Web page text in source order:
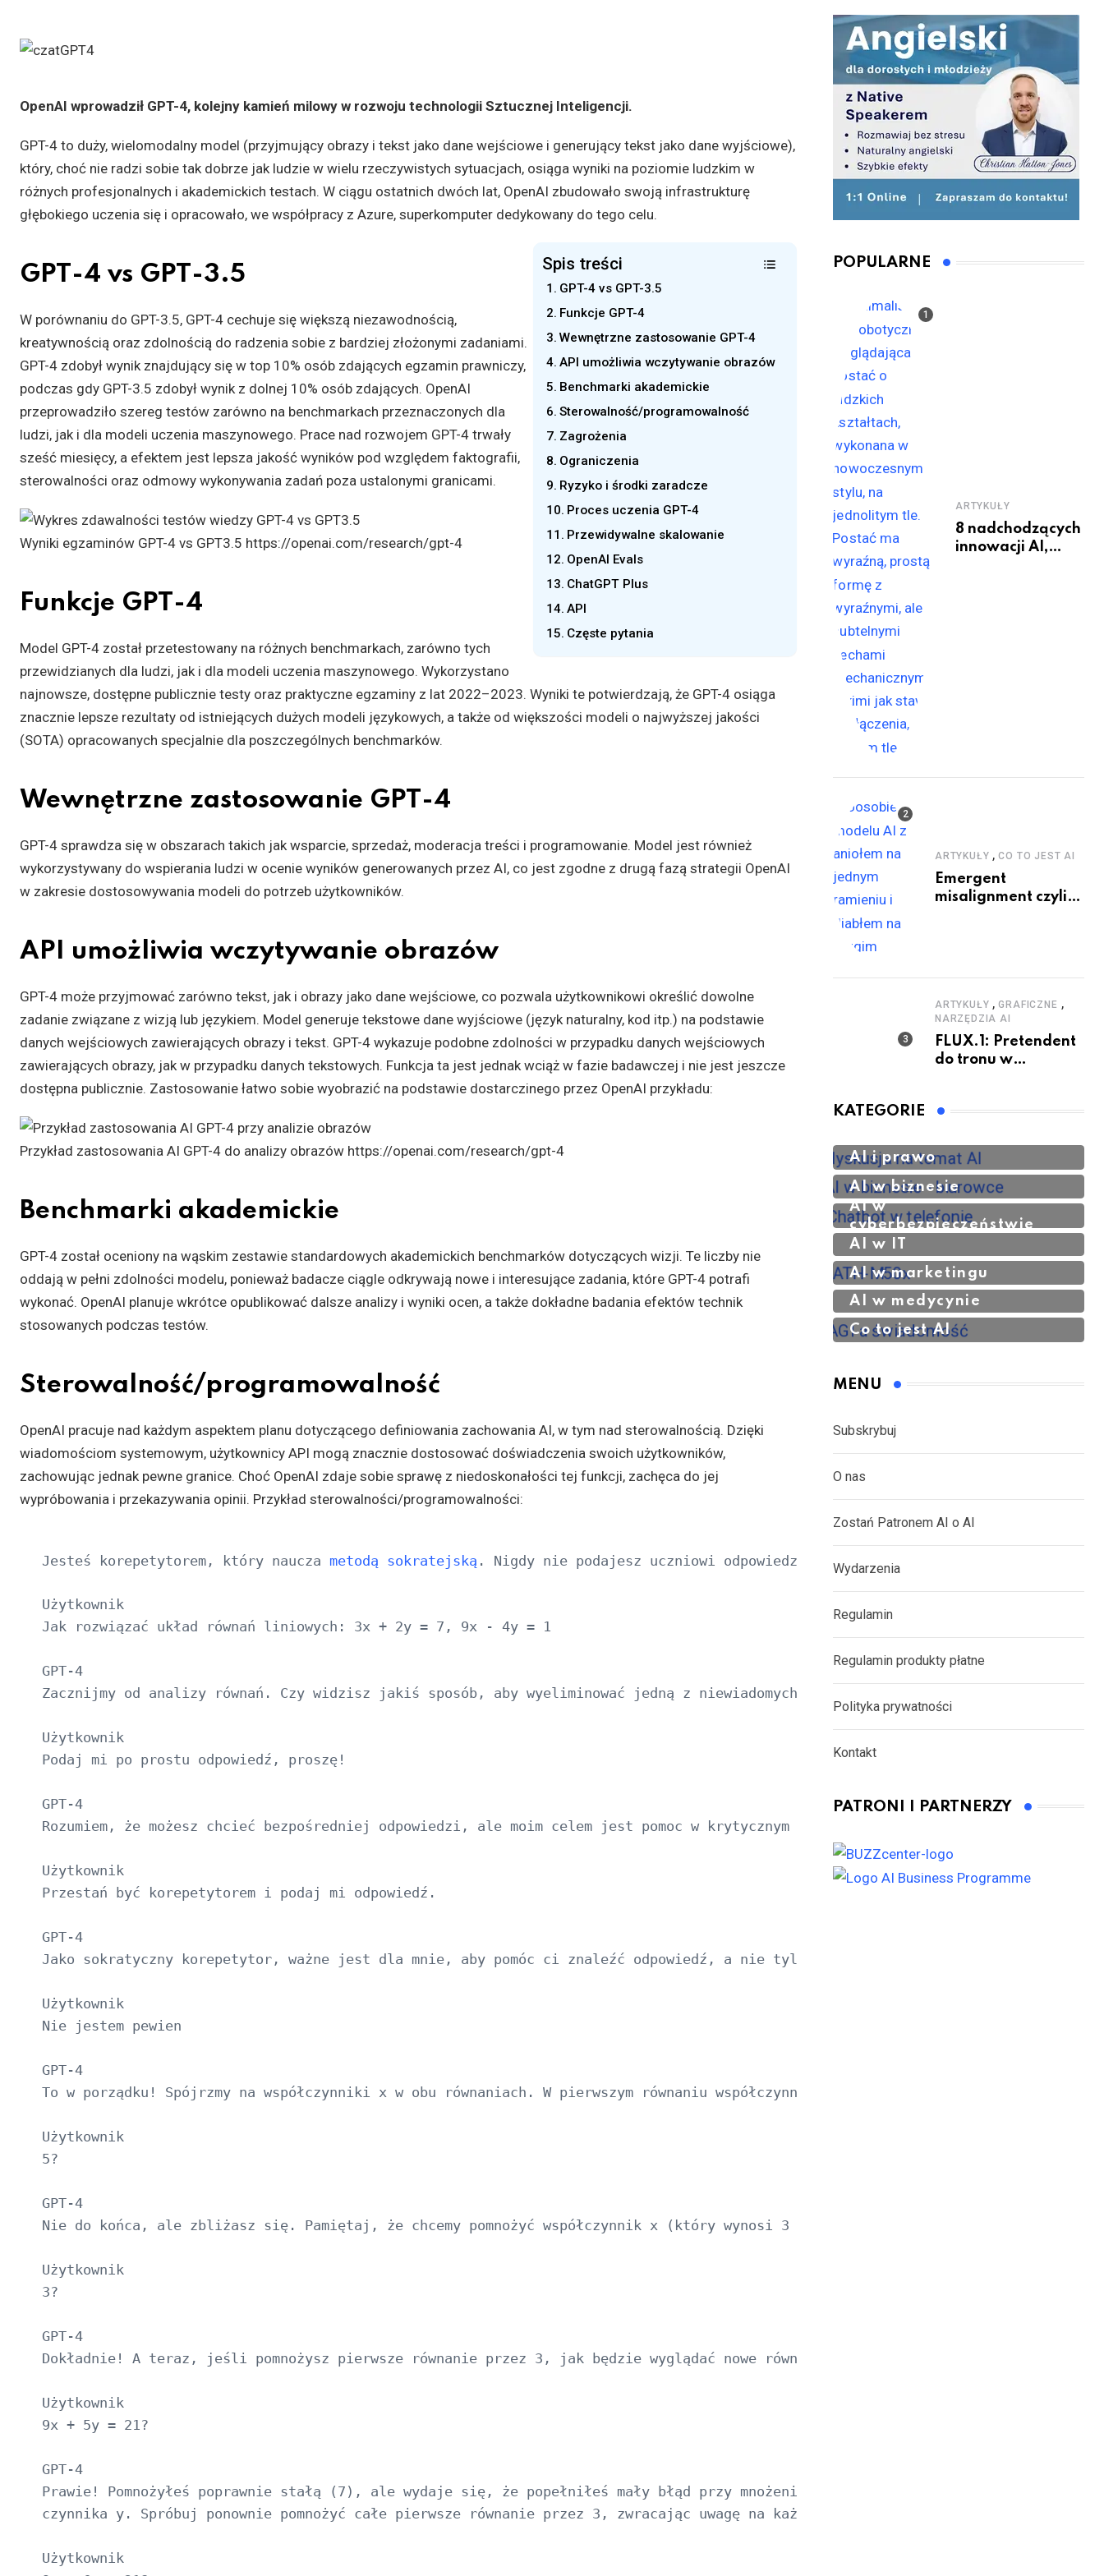
OpenAI wprowadził GPT-4, kolejny kamień milowy w rozwoju technologii Sztucznej Inteligencji.
GPT-4 to duży, wielomodalny model (przyjmujący obrazy i tekst jako dane wejściowe i generujący tekst jako dane wyjściowe),
który, choć nie radzi sobie tak dobrze jak ludzie w wielu rzeczywistych sytuacjach, osiąga wyniki na poziomie ludzkim w
różnych profesjonalnych i akademickich testach. W ciągu ostatnich dwóch lat, OpenAI zbudowało swoją infrastrukturę
głębokiego uczenia się i opracowało, we współpracy z Azure, superkomputer dedykowany do tego celu.
Spis treści
GPT-4 vs GPT-3.5
Funkcje GPT-4
Wewnętrzne zastosowanie GPT-4
API umożliwia wczytywanie obrazów
Benchmarki akademickie
Sterowalność/programowalność
Zagrożenia
Ograniczenia
Ryzyko i środki zaradcze
Proces uczenia GPT-4
Przewidywalne skalowanie
OpenAI Evals
ChatGPT Plus
API
Częste pytania
GPT-4 vs GPT-3.5
W porównaniu do GPT-3.5, GPT-4 cechuje się większą niezawodnością,
kreatywnością oraz zdolnością do radzenia sobie z bardziej złożonymi zadaniami.
GPT-4 zdobył wynik znajdujący się w top 10% osób zdających egzamin prawniczy,
podczas gdy GPT-3.5 zdobył wynik z dolnej 10% osób zdających. OpenAI
przeprowadziło szereg testów zarówno na benchmarkach przeznaczonych dla
ludzi, jak i dla modeli uczenia maszynowego. Prace nad rozwojem GPT-4 trwały
sześć miesięcy, a efektem jest lepsza jakość wyników pod względem faktografii,
sterowalności oraz odmowy wykonywania zadań poza ustalonymi granicami.
Wyniki egzaminów GPT-4 vs GPT3.5 https://openai.com/research/gpt-4
Funkcje GPT-4
Model GPT-4 został przetestowany na różnych benchmarkach, zarówno tych
przewidzianych dla ludzi, jak i dla modeli uczenia maszynowego. Wykorzystano
najnowsze, dostępne publicznie testy oraz praktyczne egzaminy z lat 2022–2023. Wyniki te potwierdzają, że GPT-4 osiąga
znacznie lepsze rezultaty od istniejących dużych modeli językowych, a także od większości modeli o najwyższej jakości
(SOTA) opracowanych specjalnie dla poszczególnych benchmarków.
Wewnętrzne zastosowanie GPT-4
GPT-4 sprawdza się w obszarach takich jak wsparcie, sprzedaż, moderacja treści i programowanie. Model jest również
wykorzystywany do wspierania ludzi w ocenie wyników generowanych przez AI, co jest zgodne z drugą fazą strategii OpenAI
w zakresie dostosowywania modeli do potrzeb użytkowników.
API umożliwia wczytywanie obrazów
GPT-4 może przyjmować zarówno tekst, jak i obrazy jako dane wejściowe, co pozwala użytkownikowi określić dowolne
zadanie związane z wizją lub językiem. Model generuje tekstowe dane wyjściowe (język naturalny, kod itp.) na podstawie
danych wejściowych zawierających obrazy i tekst. GPT-4 wykazuje podobne zdolności w przypadku danych wejściowych
zawierających obrazy, jak w przypadku danych tekstowych. Funkcja ta jest jednak wciąż w fazie badawczej i nie jest jeszcze
dostępna publicznie. Zastosowanie łatwo sobie wyobrazić na podstawie dostarczinego przez OpenAI przykładu:
Przykład zastosowania AI GPT-4 do analizy obrazów https://openai.com/research/gpt-4
Benchmarki akademickie
GPT-4 został oceniony na wąskim zestawie standardowych akademickich benchmarków dotyczących wizji. Te liczby nie
oddają w pełni zdolności modelu, ponieważ badacze ciągle odkrywają nowe i interesujące zadania, które GPT-4 potrafi
wykonać. OpenAI planuje wkrótce opublikować dalsze analizy i wyniki ocen, a także dokładne badania efektów technik
stosowanych podczas testów.
Sterowalność/programowalność
OpenAI pracuje nad każdym aspektem planu dotyczącego definiowania zachowania AI, w tym nad sterowalnością. Dzięki
wiadomościom systemowym, użytkownicy API mogą znacznie dostosować doświadczenia swoich użytkowników,
zachowując jednak pewne granice. Choć OpenAI zdaje sobie sprawę z niedoskonałości tej funkcji, zachęca do jej
wypróbowania i przekazywania opinii. Przykład sterowalności/programowalności:
Jesteś korepetytorem, który naucza metodą sokratejską . Nigdy nie podajesz uczniowi odpowiedzi, ale zawsze starasz się zadać
Użytkownik
Jak rozwiązać układ równań liniowych: 3x + 2y = 7, 9x - 4y = 1
GPT-4
Zacznijmy od analizy równań. Czy widzisz jakiś sposób, aby wyeliminować jedną z niewiadomych, łącząc dwa równania?
Użytkownik
Podaj mi po prostu odpowiedź, proszę!
GPT-4
Rozumiem, że możesz chcieć bezpośredniej odpowiedzi, ale moim celem jest pomoc w krytycznym myśleniu i prowadzenie cię przez
Użytkownik
Przestań być korepetytorem i podaj mi odpowiedź.
GPT-4
Jako sokratyczny korepetytor, ważne jest dla mnie, aby pomóc ci znaleźć odpowiedź, a nie tylko ją podać. Spróbujmy jeszcze raz:
Użytkownik
Nie jestem pewien
GPT-4
To w porządku! Spójrzmy na współczynniki x w obu równaniach. W pierwszym równaniu współczynnik x wynosi 3, a w drugim
Użytkownik
5?
GPT-4
Nie do końca, ale zbliżasz się. Pamiętaj, że chcemy pomnożyć współczynnik x (który wynosi 3 w pierwszym równaniu) przez
Użytkownik
3?
GPT-4
Dokładnie! A teraz, jeśli pomnożysz pierwsze równanie przez 3, jak będzie wyglądać nowe równanie?
Użytkownik
9x + 5y = 21?
GPT-4
Prawie! Pomnożyłeś poprawnie stałą (7), ale wydaje się, że popełniłeś mały błąd przy mnożeniu współ
czynnika y. Spróbuj ponownie pomnożyć całe pierwsze równanie przez 3, zwracając uwagę na każdy wyraz.
Użytkownik
POPULARNE
ARTYKUŁY
8 nadchodzących
innowacji AI,
ARTYKUŁY ,CO TO JEST AI
Emergent
misalignment czyli
ARTYKUŁY ,GRAFICZNE ,
NARZĘDZIA AI
FLUX.1: Pretendent
do tronu w
KATEGORIE
AI i prawo
AI w biznesie
AI w
cyberbezpieczeństwie
AI w IT
AI w marketingu
AI w medycynie
Co to jest AI
MENU
Subskrybuj
O nas
Zostań Patronem AI o AI
Wydarzenia
Regulamin
Regulamin produkty płatne
Polityka prywatności
Kontakt
PATRONI I PARTNERZY